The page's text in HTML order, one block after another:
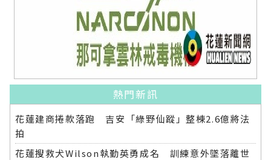
熱門新訊
花蓮建商捲款落跑 吉安「綠野仙蹤」整棟2.6億將法
拍
花蓮搜救犬Wilson執勤英勇成名 訓練意外墜落離世